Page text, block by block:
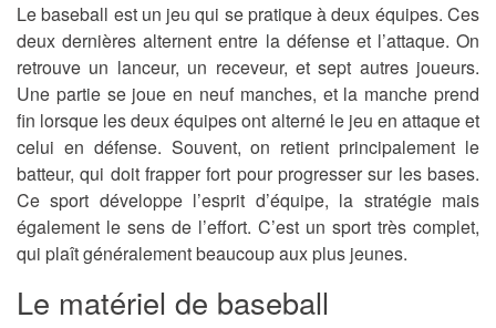
Le baseball est un jeu qui se pratique à deux équipes. Ces
deux dernières alternent entre la défense et l’attaque. On
retrouve un lanceur, un receveur, et sept autres joueurs.
Une partie se joue en neuf manches, et la manche prend
fin lorsque les deux équipes ont alterné le jeu en attaque et
celui en défense. Souvent, on retient principalement le
batteur, qui doit frapper fort pour progresser sur les bases.
Ce sport développe l’esprit d’équipe, la stratégie mais
également le sens de l’effort. C’est un sport très complet,
qui plaît généralement beaucoup aux plus jeunes.
Le matériel de baseball